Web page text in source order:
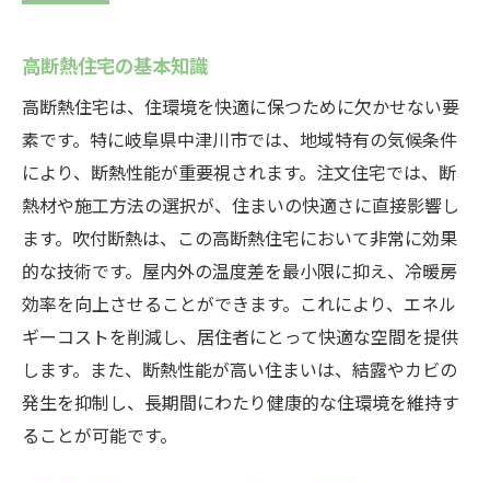
吹付断熱の特徴とメカニズム
夏の暑さ対策としての効果
冬の寒さ対策としての効果
年間を通じた室内温度の安定
エネルギーコストの削減
実際の導入事例とその結果
岐阜県中津川市の注文住宅吹付断熱でエコな生
活をサポート
省エネ性能の向上
環境に優しい素材の使用
持続可能な住まいづくり
高断熱住宅の基本知識
高断熱住宅は、住環境を快適に保つために欠かせない要
素です。特に岐阜県中津川市では、地域特有の気候条件
により、断熱性能が重要視されます。注文住宅では、断
熱材や施工方法の選択が、住まいの快適さに直接影響し
ます。吹付断熱は、この高断熱住宅において非常に効果
的な技術です。屋内外の温度差を最小限に抑え、冷暖房
効率を向上させることができます。これにより、エネル
ギーコストを削減し、居住者にとって快適な空間を提供
します。また、断熱性能が高い住まいは、結露やカビの
発生を抑制し、長期間にわたり健康的な住環境を維持す
ることが可能です。